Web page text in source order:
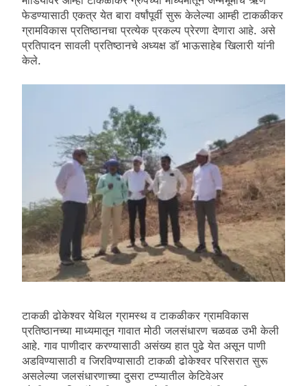
फेडण्यासाठी एकत्र येत बारा वर्षांपूर्वी सुरू केलेल्या आम्ही टाकळीकर
ग्रामविकास प्रतिष्ठानचा प्रत्येक प्रकल्प प्रेरणा देणारा आहे. असे
प्रतिपादन सावली प्रतिष्ठानचे अध्यक्ष डॉ भाऊसाहेब खिलारी यांनी
केले.
टाकळी ढोकेश्वर येथिल ग्रामस्थ व टाकळीकर ग्रामविकास
प्रतिष्ठानच्या माध्यमातून गावात मोठी जलसंधारण चळवळ उभी केली
आहे. गाव पाणीदार करण्यासाठी असंख्य हात पुढे येत असून पाणी
अडविण्यासाठी व जिरविण्यासाठी टाकळी ढोकेश्वर परिसरात सुरू
असलेल्या जलसंधारणाच्या दुसरा टप्प्यातील केटिवेअर